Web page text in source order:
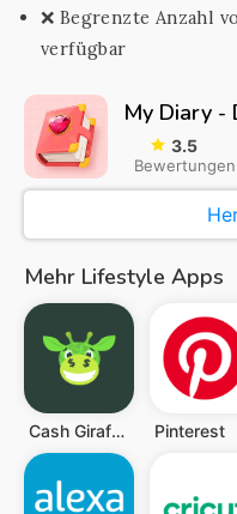
❌ Begrenzte Anzahl
verfügbar
My Diary -
3.5
Bewertungen
Mehr Lifestyle Apps
Cash Giraffe: Spiel und gewinn Pinterest